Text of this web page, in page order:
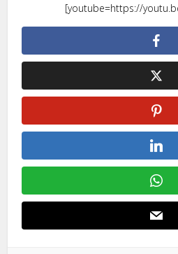
[youtube=https://